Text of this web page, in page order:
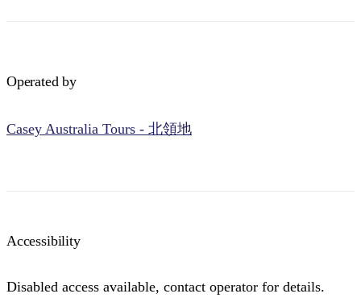
Operated by
Casey Australia Tours - 北領地
Accessibility
Disabled access available, contact operator for details.